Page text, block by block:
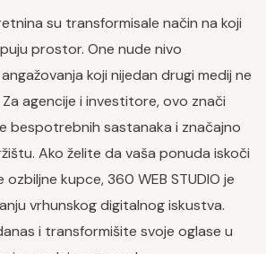
su transformisale način na koji
prostor. One nude nivo
koji nijedan drugi medij ne
agencije i investitore, ovo znači
bespotrebnih sastanaka i značajno
Ako želite da vaša ponuda iskoči
kupce, 360 WEB STUDIO je
vrhunskog digitalnog iskustva.
i transformišite svoje oglase u